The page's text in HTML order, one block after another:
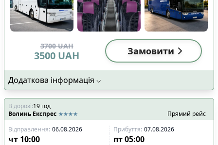
3700 UAH
3500 UAH Замовити
Додаткова інформація
В дорозі:19 год
Волинь Експрес
Прямий рейс
Відправлення: 06.08.2026 Прибуття: 07.08.2026
чт 10:00 пт 05:00